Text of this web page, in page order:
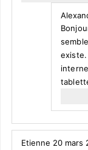
Etienne 20 mars